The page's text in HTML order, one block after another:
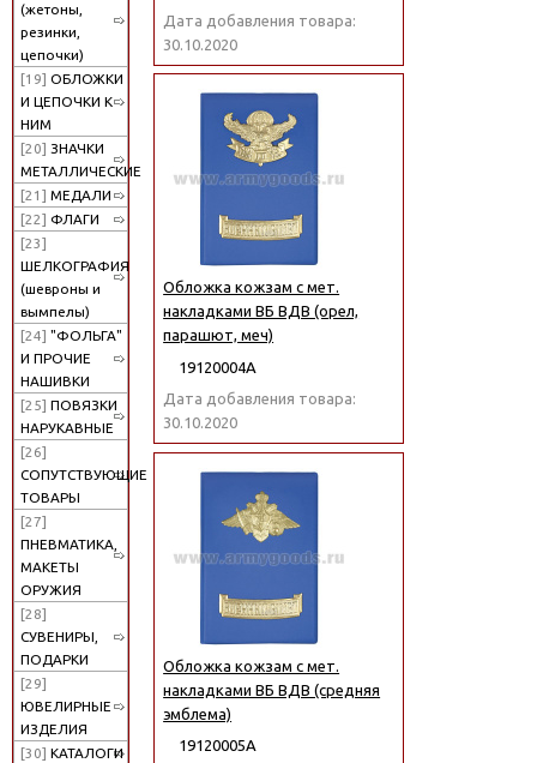
(жетоны,
резинки,
цепочки)
[19] ОБЛОЖКИ
И ЦЕПОЧКИ К
НИМ
[20] ЗНАЧКИ
МЕТАЛЛИЧЕСКИЕ
[21] МЕДАЛИ
[22] ФЛАГИ
[23]
ШЕЛКОГРАФИЯ
(шевроны и
вымпелы)
[24] "ФОЛЬГА"
И ПРОЧИЕ
НАШИВКИ
[25] ПОВЯЗКИ
НАРУКАВНЫЕ
[26]
СОПУТСТВУЮЩИЕ
ТОВАРЫ
[27]
ПНЕВМАТИКА,
МАКЕТЫ
ОРУЖИЯ
[28]
СУВЕНИРЫ,
ПОДАРКИ
[29]
ЮВЕЛИРНЫЕ
ИЗДЕЛИЯ
[30] КАТАЛОГИ
Дата добавления товара:
30.10.2020
Обложка кожзам с мет.
накладками ВБ ВДВ (орел,
парашют, меч)
19120004А
Дата добавления товара:
30.10.2020
Обложка кожзам с мет.
накладками ВБ ВДВ (средняя
эмблема)
19120005А